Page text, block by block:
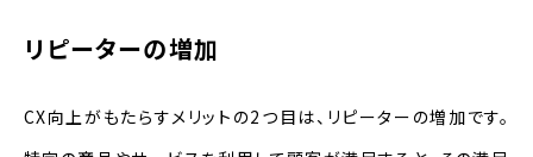
リピーターの増加
CX向上がもたらすメリットの2つ目は、リピーターの増加です。